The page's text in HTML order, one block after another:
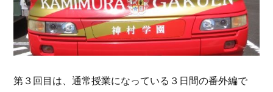
第３回目は、通常授業になっている３日間の番外編で